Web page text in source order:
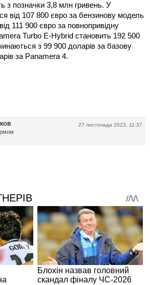
з позначки 3,8 млн гривень. У
від 107 800 євро за бензинову модель
111 900 євро за повнопривідну
Turbo E-Hybrid становить 192 500
з 99 900 доларів за базову
за Panamera 4.
27 листопада 2023, 11:37